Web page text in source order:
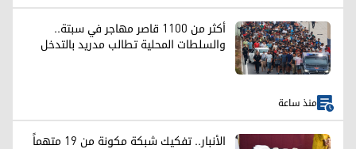
أكثر من 1100 قاصر مهاجر في سبتة..
والسلطات المحلية تطالب مدريد بالتدخل
منذ ساعة
الأنبار.. تفكيك شبكة مكونة من 19 متهماً